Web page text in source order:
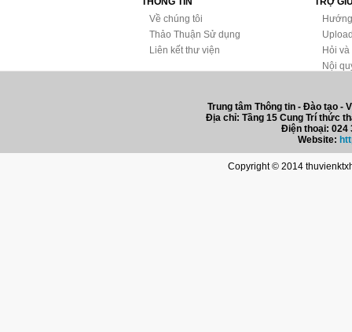
Về chúng tôi
Thảo Thuận Sử dụng
Liên kết thư viện
Hỏi
Nội
Trung tâm Thông tin - Đào tạo -
Địa chỉ: Tầng 15 Cung Trí thức
Điện thoại: 024
Website:
Copyright © 2014